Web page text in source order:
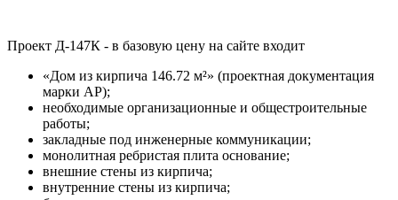
Проект Д-147К - в базовую цену на сайте входит
«Дом из кирпича 146.72 м²» (проектная документация
марки АР);
необходимые организационные и общестроительные
работы;
закладные под инженерные коммуникации;
монолитная ребристая плита основание;
внешние стены из кирпича;
внутренние стены из кирпича;